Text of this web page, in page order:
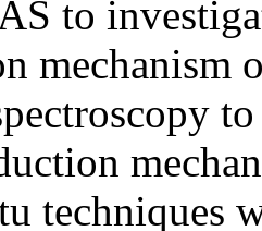
to
mechanism
techniques